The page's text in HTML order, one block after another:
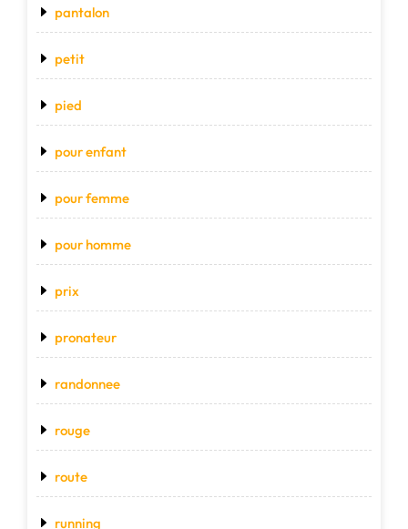
pantalon
petit
pied
pour enfant
pour femme
pour homme
prix
pronateur
randonnee
rouge
route
running